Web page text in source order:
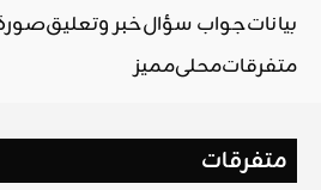
بياناتجواب سؤالخبر وتعليق
متفرقاتمحليمميز
متفرقات